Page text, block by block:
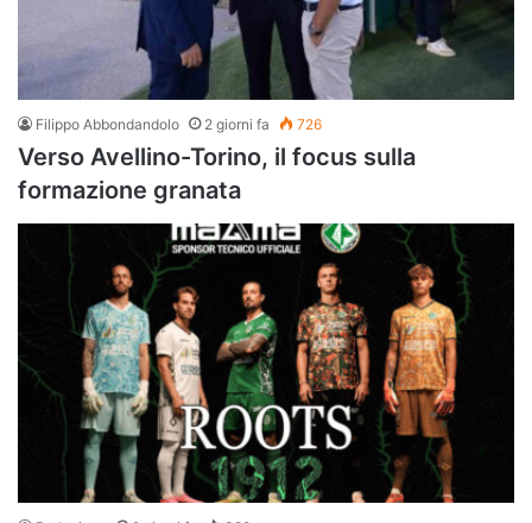
Filippo Abbondandolo 2 giorni fa 726
Verso Avellino-Torino, il focus sulla
formazione granata